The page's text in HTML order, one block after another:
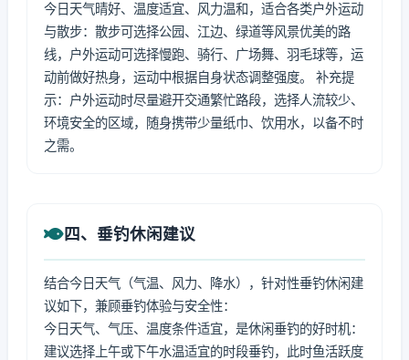
今日天气晴好、温度适宜、风力温和，适合各类户外运动
与散步：散步可选择公园、江边、绿道等风景优美的路
线，户外运动可选择慢跑、骑行、广场舞、羽毛球等，运
动前做好热身，运动中根据自身状态调整强度。 补充提
示：户外运动时尽量避开交通繁忙路段，选择人流较少、
环境安全的区域，随身携带少量纸巾、饮用水，以备不时
之需。
四、垂钓休闲建议
结合今日天气（气温、风力、降水），针对性垂钓休闲建
议如下，兼顾垂钓体验与安全性：
今日天气、气压、温度条件适宜，是休闲垂钓的好时机：
建议选择上午或下午水温适宜的时段垂钓，此时鱼活跃度